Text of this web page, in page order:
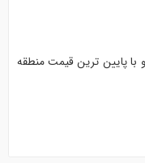
با پایین ترین قیمت منطقه